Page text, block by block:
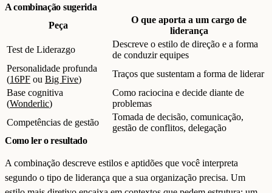
A combinação sugerida
Peça
O que aporta a um cargo de
liderança
Test de Liderazgo
Descreve o estilo de direção e a forma
de conduzir equipes
Personalidade profunda
(16PF ou Big Five)
Traços que sustentam a forma de liderar
Base cognitiva
(Wonderlic)
Como raciocina e decide diante de
problemas
Competências de gestão
Tomada de decisão, comunicação,
gestão de conflitos, delegação
Como ler o resultado
A combinação descreve estilos e aptidões que você interpreta
segundo o tipo de liderança que a sua organização precisa. Um